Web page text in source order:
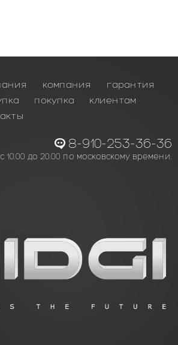
компания
гарантия
покупка
клиентам
8-910-253-36-36
10.00 до 20.00 по московскому времени.